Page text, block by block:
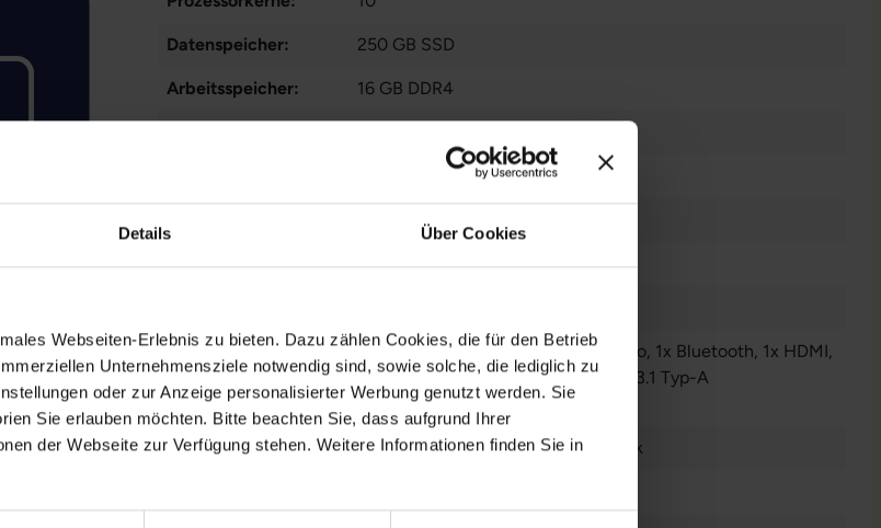
Details Über Cookies
Webseiten-Erlebnis zu bieten. Dazu zählen Cookies, die für den Betrieb
Unternehmensziele notwendig sind, sowie solche, die lediglich zu
oder zur Anzeige personalisierter Werbung genutzt werden. Sie
Sie erlauben möchten. Bitte beachten Sie, dass aufgrund Ihrer
der Webseite zur Verfügung stehen. Weitere Informationen finden Sie in
Datenspeicher: 250 GB SSD
Arbeitsspeicher: 16 GB DDR4
Tastaturbeleuchtung: Ja
Schnittstellen: 1x Audio / Mikrofon - 3.5 mm Combo, 1x Bluetooth, 1x HDMI,
1x Thunderbolt, 1x W-LAN, 3 x USB 3.1 Typ-A
Mehr anzeigen
Tastaturlayout: Deutsch (QWERTZ) mit Ziffernblock